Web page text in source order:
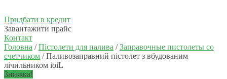
Придбати в кредит
Завантажити прайс
Контакт
Головна /Пістолети для палива /Заправочные пистолеты со
счетчиком / Паливозаправний пістолет з вбудованим
лічильником ioiL
Знижка!